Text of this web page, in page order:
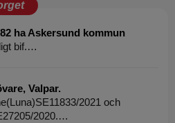
ha Askersund kommun
bif.…
Valpar.
2021 och
2020.…